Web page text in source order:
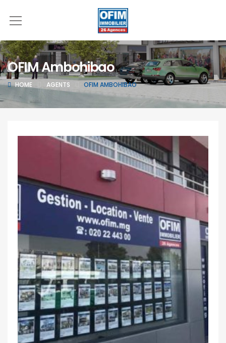
OFIM Ambohibao
HOME AGENTS OFIM AMBOHIBAO